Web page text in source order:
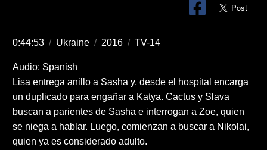
0:44:53 / Ukraine / 2016 / TV-14
Audio: Spanish
Lisa entrega anillo a Sasha y, desde el hospital encarga
un duplicado para engañar a Katya. Cactus y Slava
buscan a parientes de Sasha e interrogan a Zoe, quien
se niega a hablar. Luego, comienzan a buscar a Nikolai,
quien ya es considerado adulto.